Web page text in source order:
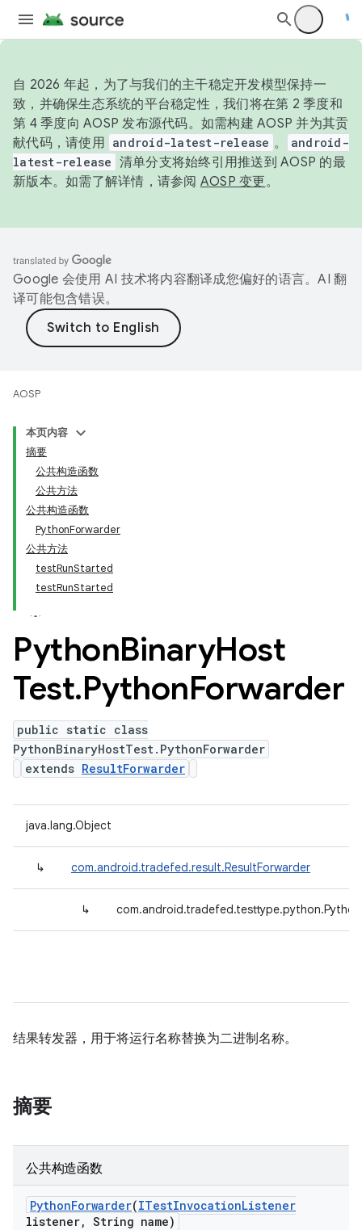
自 2026 年起，为了与我们的主干稳定开发模型保持一
致，并确保生态系统的平台稳定性，我们将在第 2 季度和
第 4 季度向 AOSP 发布源代码。如需构建 AOSP 并为其贡
献代码，请使用 android-latest-release 。
android-
latest-release 清单分支将始终引用推送到 AOSP 的最
新版本。如需了解详情，请参阅 AOSP 变更。
Google 会使用 AI 技术将内容翻译成您偏好的语言。AI 翻
译可能包含错误。
AOSP
本页内容
摘要
公共构造函数
公共方法
公共构造函数
PythonForwarder
公共方法
testRunStarted
testRunStarted
PythonBinaryHost
Test.PythonForwarder
public static class
PythonBinaryHostTest.PythonForwarder
extends ResultForwarder
java.lang.Object
↳ com.android.tradefed.result.ResultForwarder
↳
结果转发器，用于将运行名称替换为二进制名称。
摘要
公共构造函数
PythonForwarder(ITestInvocationListener
listener, String name)